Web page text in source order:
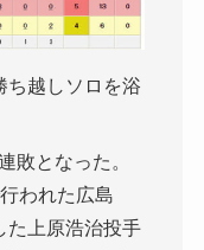
ち越しソロを浴
敗となった。
われた広島
た上原浩治投手